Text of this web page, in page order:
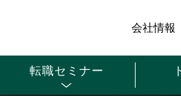
会社情報
転職セミナー